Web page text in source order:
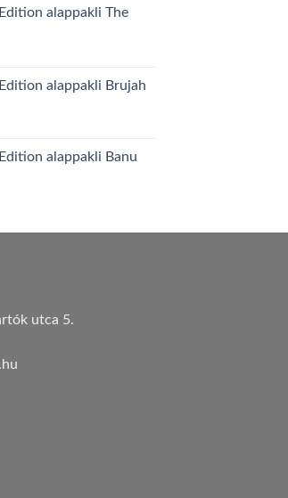
alappakli The
alappakli Brujah
alappakli Banu
utca 5.